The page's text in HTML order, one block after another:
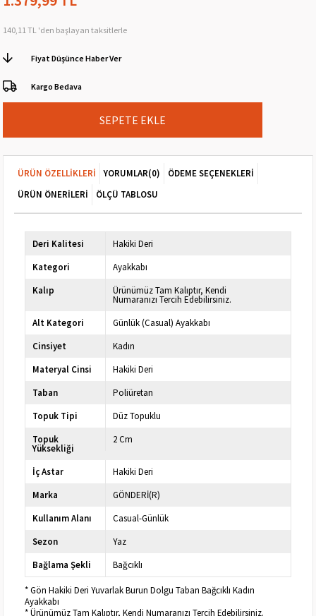
140,11 TL 'den başlayan taksitlerle
Fiyat Düşünce Haber Ver
Kargo Bedava
ÜRÜN ÖZELLIKLERI YORUMLAR(0)
ÖDEME SEÇENEKLERI
ÜRÜN ÖNERILERI
ÖLÇÜ TABLOSU
Deri Kalitesi
Hakiki Deri
Kategori
Ayakkabı
Kalıp
Ürünümüz Tam Kalıptır, Kendi
Numaranızı Tercih Edebilirsiniz.
Alt Kategori
Günlük (Casual) Ayakkabı
Cinsiyet
Kadın
Materyal Cinsi
Hakiki Deri
Taban
Poliüretan
Topuk Tipi
Düz Topuklu
Topuk
Yüksekliği
2 Cm
İç Astar
Hakiki Deri
Marka
GÖNDERİ(R)
Kullanım Alanı
Casual-Günlük
Sezon
Yaz
Bağlama Şekli
Bağcıklı
* Gön Hakiki Deri Yuvarlak Burun Dolgu Taban Bağcıklı Kadın
Ayakkabı
* Ürünümüz Tam Kalıptır, Kendi Numaranızı Tercih Edebilirsiniz.